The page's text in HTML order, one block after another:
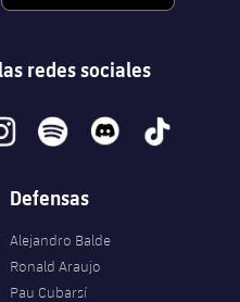
redes sociales
spotify discord tiktok
Defensas
Alejandro Balde
Ronald Araujo
Pau Cubarsí